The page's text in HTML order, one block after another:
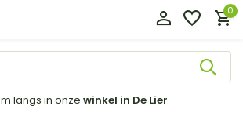
0
langs in onze winkel in De Lier